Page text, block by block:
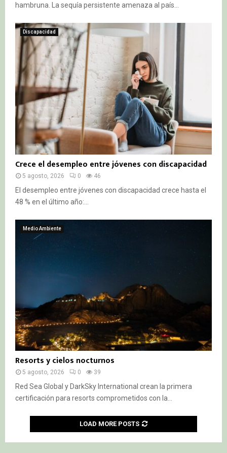
hambruna. La sequía persistente amenaza al país...
Discapacidad
Crece el desempleo entre jóvenes con discapacidad
5 agosto, 2026 0 46
El desempleo entre jóvenes con discapacidad crece hasta el
48 % en el último año:...
Medio Ambiente
Resorts y cielos nocturnos
5 agosto, 2026 0 39
Red Sea Global y DarkSky International crean la primera
certificación para resorts comprometidos con la...
LOAD MORE POSTS